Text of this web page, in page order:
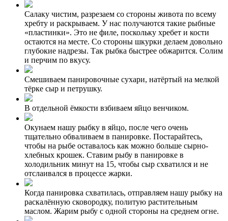
Салаку чистим, разрезаем со стороны живота по всему
хребту и раскрываем. У нас получаются такие рыбные
«пластинки». Это не филе, поскольку хребет и кости
остаются на месте. Со стороны шкурки делаем довольно
глубокие надрезы. Так рыбка быстрее обжарится. Солим
и перчим по вкусу.
Смешиваем панировочные сухари, натёртый на мелкой
тёрке сыр и петрушку.
В отдельной ёмкости взбиваем яйцо венчиком.
Окунаем нашу рыбку в яйцо, после чего очень
тщательно обваливаем в панировке. Постарайтесь,
чтобы на рыбе оставалось как можно больше сырно-
хлебных крошек. Ставим рыбу в панировке в
холодильник минут на 15, чтобы сыр схватился и не
отслаивался в процессе жарки.
Когда панировка схватилась, отправляем нашу рыбку на
раскалённую сковородку, политую растительным
маслом. Жарим рыбу с одной стороны на среднем огне.